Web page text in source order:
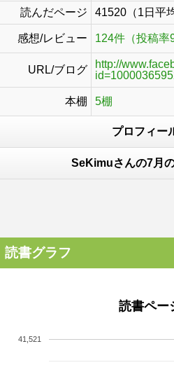
読んだページ
41520（1日平
感想/レビュー 124件（投稿率
URL/ブログ
http://
本棚 5棚
プロフィー
SeKimuさんの7月
読書グラフ
読書ペー
41,521